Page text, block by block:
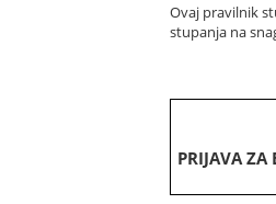
Ovaj pravilnik
stupanja na
PRIJAVA ZA